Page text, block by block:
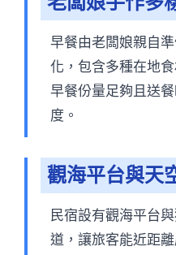
早餐由老闆娘親自
化，包含多種在地
早餐份量足夠且送
度。
觀海平台與天
民宿設有觀海平台
道，讓旅客能近距